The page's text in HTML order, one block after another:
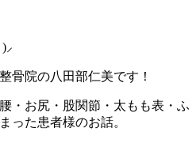
骨院の八田部仁美です！
・お尻・股関節・太もも表・ふ
った患者様のお話。